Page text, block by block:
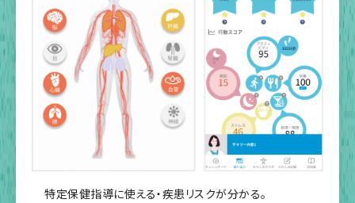
特定保健指導に使える・疾患リスクが分かる。